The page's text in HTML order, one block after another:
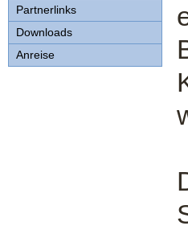
Partnerlinks
Downloads
Anreise